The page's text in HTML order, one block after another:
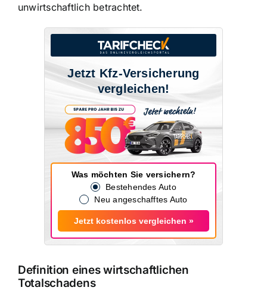
unwirtschaftlich betrachtet.
Jetzt Kfz-Versicherung
vergleichen!
Was möchten Sie versichern?
Bestehendes Auto
Neu angeschafftes Auto
Jetzt kostenlos vergleichen »
Definition eines wirtschaftlichen
Totalschadens